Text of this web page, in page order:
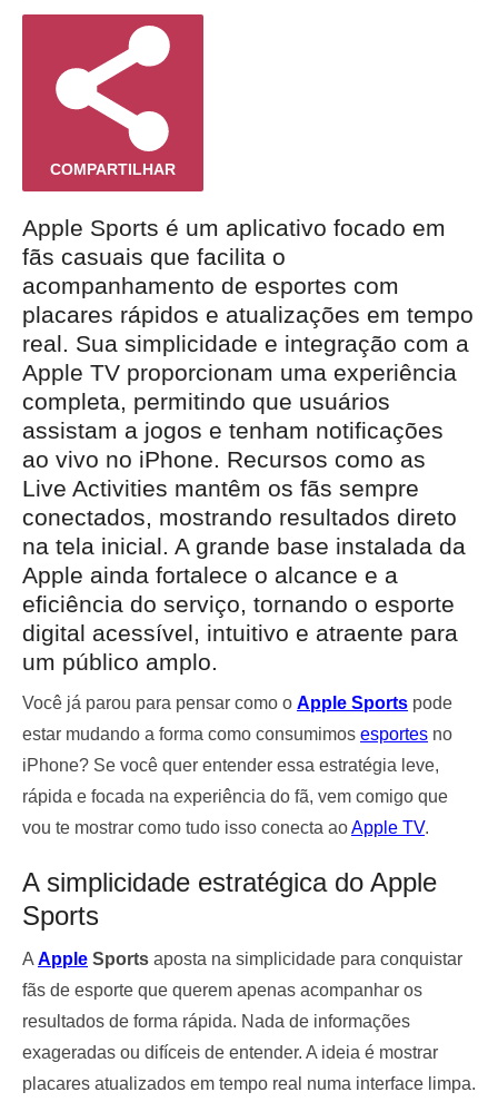
COMPARTILHAR
Apple Sports é um aplicativo focado em
fãs casuais que facilita o
acompanhamento de esportes com
placares rápidos e atualizações em tempo
real. Sua simplicidade e integração com a
Apple TV proporcionam uma experiência
completa, permitindo que usuários
assistam a jogos e tenham notificações
ao vivo no iPhone. Recursos como as
Live Activities mantêm os fãs sempre
conectados, mostrando resultados direto
na tela inicial. A grande base instalada da
Apple ainda fortalece o alcance e a
eficiência do serviço, tornando o esporte
digital acessível, intuitivo e atraente para
um público amplo.
Você já parou para pensar como o Apple Sports pode
estar mudando a forma como consumimos esportes no
iPhone? Se você quer entender essa estratégia leve,
rápida e focada na experiência do fã, vem comigo que
vou te mostrar como tudo isso conecta aoApple TV.
A simplicidade estratégica do Apple
Sports
A Apple Sports aposta na simplicidade para conquistar
fãs de esporte que querem apenas acompanhar os
resultados de forma rápida. Nada de informações
exageradas ou difíceis de entender. A ideia é mostrar
placares atualizados em tempo real numa interface limpa.